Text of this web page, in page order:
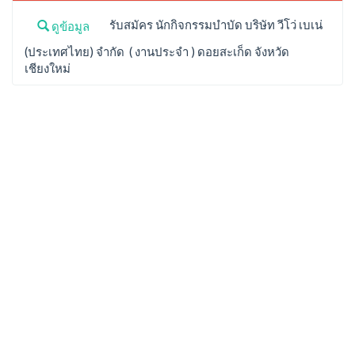
ดูข้อมูล
รับสมัคร นักกิจกรรมบำบัด บริษัท วีโว่ เบเน่
(ประเทศไทย) จำกัด ( งานประจำ ) ดอยสะเก็ด จังหวัด
เชียงใหม่